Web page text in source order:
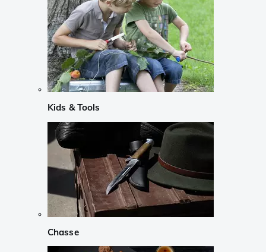
Kids & Tools
Chasse